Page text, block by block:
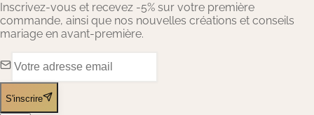
Inscrivez-vous et recevez -5% sur votre première
commande, ainsi que nos nouvelles créations et conseils
mariage en avant-première.
S'inscrire